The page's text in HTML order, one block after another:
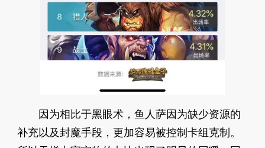
因为相比于黑眼术，鱼人萨因为缺少资源的
补充以及封魔手段，更加容易被控制卡组克制。